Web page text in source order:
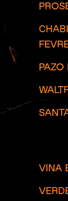
VINA
PAZO